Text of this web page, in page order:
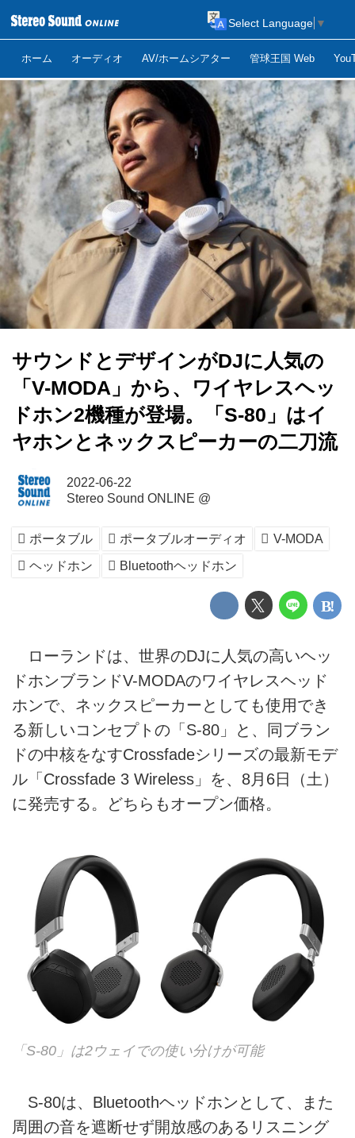
ホーム オーディオ AV/ホームシアター 管球王国 Web
Select Language ▼
サウンドとデザインがDJに人気の
「V-MODA」から、ワイヤレスヘッ
ドホン2機種が登場。「S-80」はイ
ヤホンとネックスピーカーの二刀流
2022-06-22
Stereo Sound ONLINE @
ポータブル ポータブルオーディオ
V-MODA
ヘッドホン
Bluetoothヘッドホン
ローランドは、世界のDJに人気の高いヘッ
ドホンブランドV-MODAのワイヤレスヘッド
ホンで、ネックスピーカーとしても使用でき
る新しいコンセプトの「S-80」と、同ブラン
ドの中核をなすCrossfadeシリーズの最新モデ
ル「Crossfade 3 Wireless」を、8月6日（土）
に発売する。どちらもオープン価格。
「S-80」は2ウェイでの使い分けが可能
S-80は、Bluetoothヘッドホンとして、また
周囲の音を遮断せず開放感のあるリスニング